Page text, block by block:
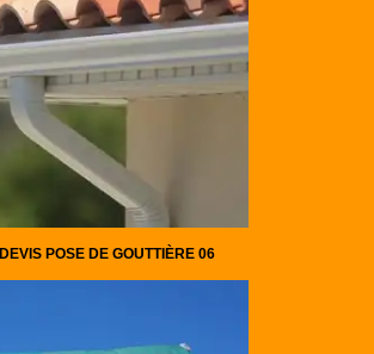
DEVIS POSE DE GOUTTIÈRE 06